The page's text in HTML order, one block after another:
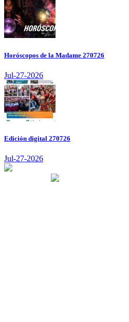
Horóscopos de la Madame 270726
Jul-27-2026
Edición digital 270726
Jul-27-2026